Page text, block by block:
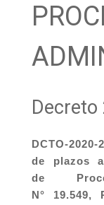
DCTO-
de plazos
de
N° 19.549,